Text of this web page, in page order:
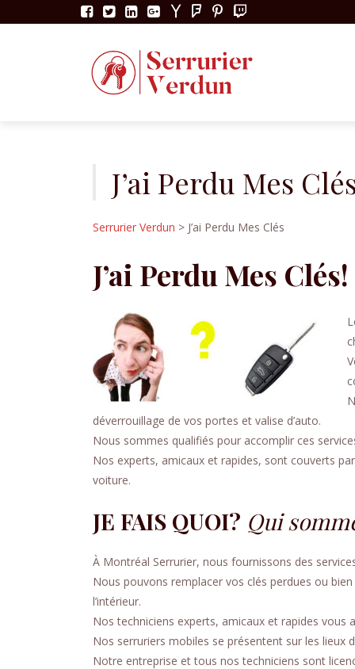
J’ai Perdu Mes
Serrurier Verdun > J’ai Perdu Mes Clés
J’ai Perdu Mes Clés!
déverrouillage de vos portes et valise d’auto.
Nous sommes qualifiés pour accomplir ces
Nos experts, amicaux et rapides, sont couverts
voiture.
JE FAIS QUOI? Qui
À Montréal Serrurier, nous fournissons des
Nous pouvons remplacer vos clés perdues ou
l’intérieur.
Nos techniciens experts, amicaux et rapides vous
Nos serruriers mobiles se présentent sur les lieux
Notre entreprise et tous nos techniciens sont